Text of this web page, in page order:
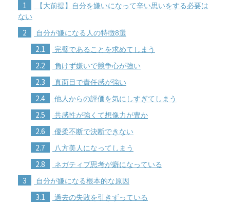
1
【大前提】自分を嫌いになって辛い思いをする必要は
ない
2 自分が嫌になる人の特徴8選
2.1 完璧であることを求めてしまう
2.2 負けず嫌いで競争心が強い
2.3 真面目で責任感が強い
2.4 他人からの評価を気にしすぎてしまう
2.5 共感性が強くて想像力が豊か
2.6 優柔不断で決断できない
2.7 八方美人になってしまう
2.8 ネガティブ思考が癖になっている
3 自分が嫌になる根本的な原因
3.1 過去の失敗を引きずっている